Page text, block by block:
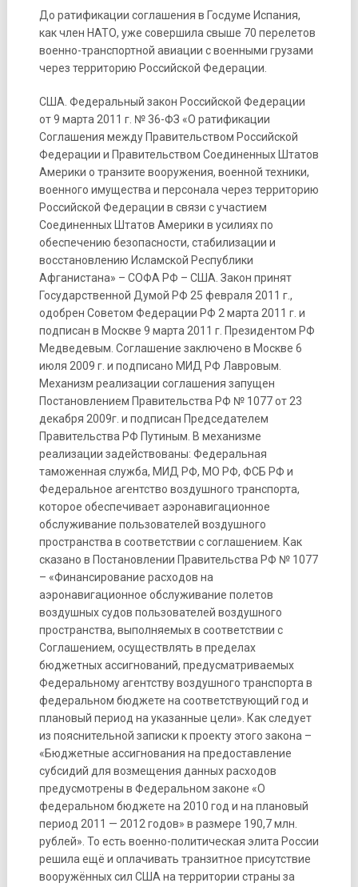
До ратификации соглашения в Госдуме Испания,
как член НАТО, уже совершила свыше 70 перелетов
военно-транспортной авиации с военными грузами
через территорию Российской Федерации.
США. Федеральный закон Российской Федерации
от 9 марта 2011 г. № 36-ФЗ «О ратификации
Соглашения между Правительством Российской
Федерации и Правительством Соединенных Штатов
Америки о транзите вооружения, военной техники,
военного имущества и персонала через территорию
Российской Федерации в связи с участием
Соединенных Штатов Америки в усилиях по
обеспечению безопасности, стабилизации и
восстановлению Исламской Республики
Афганистана» – СОФА РФ – США. Закон принят
Государственной Думой РФ 25 февраля 2011 г.,
одобрен Советом Федерации РФ 2 марта 2011 г. и
подписан в Москве 9 марта 2011 г. Президентом РФ
Медведевым. Соглашение заключено в Москве 6
июля 2009 г. и подписано МИД РФ Лавровым.
Механизм реализации соглашения запущен
Постановлением Правительства РФ № 1077 от 23
декабря 2009г. и подписан Председателем
Правительства РФ Путиным. В механизме
реализации задействованы: Федеральная
таможенная служба, МИД РФ, МО РФ, ФСБ РФ и
Федеральное агентство воздушного транспорта,
которое обеспечивает аэронавигационное
обслуживание пользователей воздушного
пространства в соответствии с соглашением. Как
сказано в Постановлении Правительства РФ № 1077
– «Финансирование расходов на
аэронавигационное обслуживание полетов
воздушных судов пользователей воздушного
пространства, выполняемых в соответствии с
Соглашением, осуществлять в пределах
бюджетных ассигнований, предусматриваемых
Федеральному агентству воздушного транспорта в
федеральном бюджете на соответствующий год и
плановый период на указанные цели». Как следует
из пояснительной записки к проекту этого закона –
«Бюджетные ассигнования на предоставление
субсидий для возмещения данных расходов
предусмотрены в Федеральном законе «О
федеральном бюджете на 2010 год и на плановый
период 2011 — 2012 годов» в размере 190,7 млн.
рублей». То есть военно-политическая элита России
решила ещё и оплачивать транзитное присутствие
вооружённых сил США на территории страны за